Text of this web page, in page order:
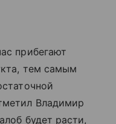
прибегают
тем самым
Владимир
будет расти,